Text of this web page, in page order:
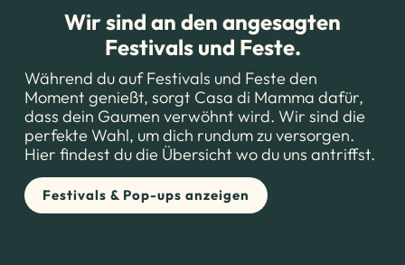
Wir sind an den angesagten
Festivals und Feste.
Während du auf Festivals und Feste den
Moment genießt, sorgt Casa di Mamma dafür,
dass dein Gaumen verwöhnt wird. Wir sind die
perfekte Wahl, um dich rundum zu versorgen.
Hier findest du die Übersicht wo du uns antriffst.
Festivals & Pop-ups anzeigen